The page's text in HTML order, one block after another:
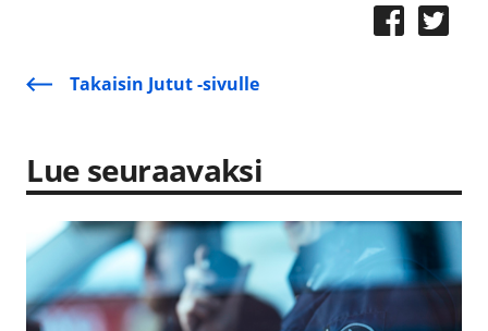
Takaisin Jutut -sivulle
Lue seuraavaksi